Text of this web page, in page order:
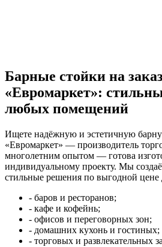
Барные стойки на
«Евромаркет»:
любых помещений
Ищете надёжную и эстетичную
«Евромаркет» — производитель
многолетним опытом — готова
индивидуальному проекту. Мы
стильные решения по выгодной цене
- баров и ресторанов;
- кафе и кофейнь;
- офисов и переговорных зон;
- домашних кухонь и гостиных;
- торговых и развлекательных